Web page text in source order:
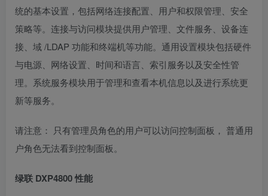
统的基本设置，包括网络连接配置、用户和权限管理、安全
策略等。连接与访问模块提供用户管理、文件服务、设备连
接、域 /LDAP 功能和终端机等功能。通用设置模块包括硬件
与电源、网络设置、时间和语言、索引服务以及安全性管
理。系统服务模块用于管理和查看本机信息以及进行系统更
新等服务。
请注意： 只有管理员角色的用户可以访问控制面板， 普通用
户角色无法看到控制面板。
绿联 DXP4800 性能